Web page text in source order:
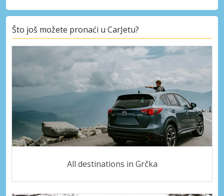
Što još možete pronaći u CarJetu?
All destinations in Grčka